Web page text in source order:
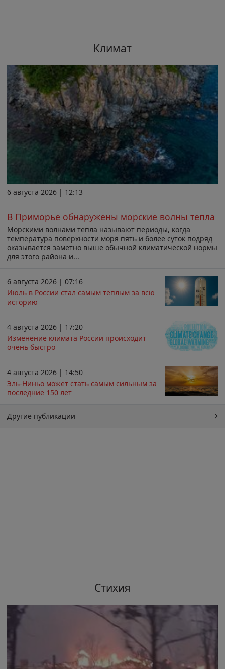
Климат
6 августа 2026 | 12:13
В Приморье обнаружены морские волны тепла
Морскими волнами тепла называют периоды, когда
температура поверхности моря пять и более суток подряд
оказывается заметно выше обычной климатической нормы
для этого района и...
6 августа 2026 | 07:16
Июль в России стал самым тёплым за всю
историю
4 августа 2026 | 17:20
Изменение климата России происходит
очень быстро
4 августа 2026 | 14:50
Эль-Ниньо может стать самым сильным за
последние 150 лет
Другие публикации
Стихия